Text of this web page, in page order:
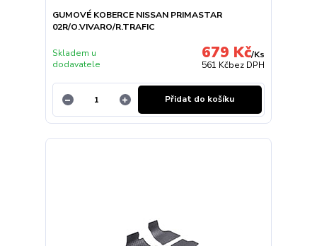
GUMOVÉ KOBERCE NISSAN PRIMASTAR
02R/O.VIVARO/R.TRAFIC
679 Kč/Ks
561 Kčbez DPH
Skladem u
dodavatele
Přidat do košíku